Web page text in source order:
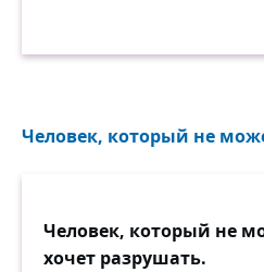
Человек, который не
Человек, который не
хочет разрушать.